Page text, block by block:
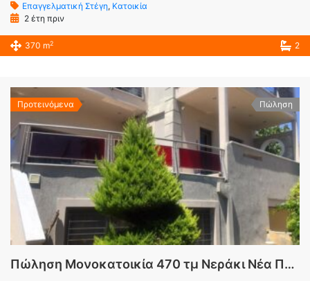
Επαγγελματική Στέγη, Κατοικία
2 έτη πριν
370 m2 2
Προτεινόμενα Πώληση
Πώληση Μονοκατοικία 470 τμ Νεράκι Νέα Πέραμος Μεγάλο Πεύκο Αττικής